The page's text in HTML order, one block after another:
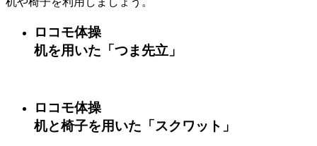
ロコモ体操
机を用いた「つま先立」
ロコモ体操
机と椅子を用いた「スクワット」